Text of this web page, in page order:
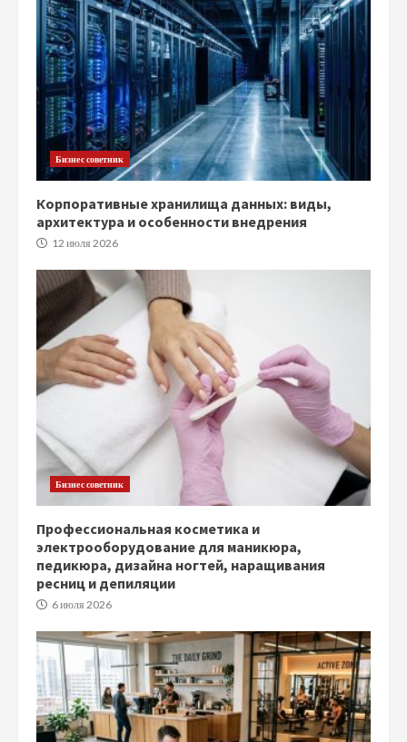
Бизнес советник
Корпоративные хранилища данных: виды,
архитектура и особенности внедрения
12 июля 2026
Бизнес советник
Профессиональная косметика и
электрооборудование для маникюра,
педикюра, дизайна ногтей, наращивания
ресниц и депиляции
6 июля 2026